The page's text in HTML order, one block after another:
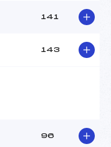
141
143
96